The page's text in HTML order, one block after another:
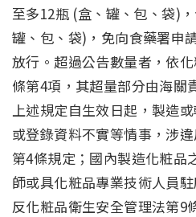
至多12瓶 (盒、罐、包、袋)
罐、包、袋)，免向食藥署申
放行。超過公告數量者，依
條第4項，其超量部分由海關
上述規定自生效日起，製造
或登錄資料不實等情事，涉
第4條規定；國內製造化粧品
師或具化粧品專業技術人員
反化粧品衛生安全管理法第9